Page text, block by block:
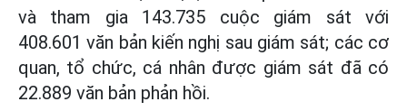
và tham gia 143.735 cuộc giám sát với
408.601 văn bản kiến nghị sau giám sát; các cơ
quan, tổ chức, cá nhân được giám sát đã có
22.889 văn bản phản hồi.